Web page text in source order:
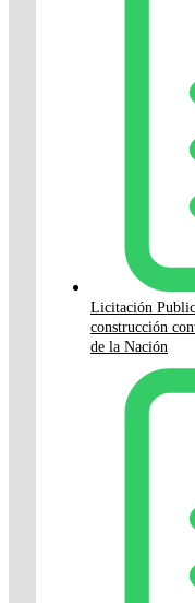
Licitación
construcción
de la Nación